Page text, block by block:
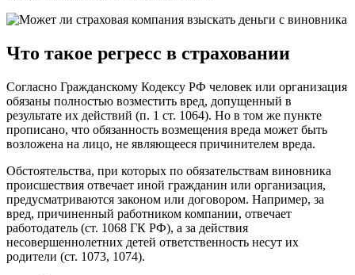
Что такое регресс в страховании
Согласно Гражданскому Кодексу РФ человек или организация
обязаны полностью возместить вред, допущенный в
результате их действий (п. 1 ст. 1064). Но в том же пункте
прописано, что обязанность возмещения вреда может быть
возложена на лицо, не являющееся причинителем вреда.
Обстоятельства, при которых по обязательствам виновника
происшествия отвечает иной гражданин или организация,
предусматриваются законом или договором. Например, за
вред, причиненный работником компании, отвечает
работодатель (ст. 1068 ГК РФ), а за действия
несовершеннолетних детей ответственность несут их
родители (ст. 1073, 1074).